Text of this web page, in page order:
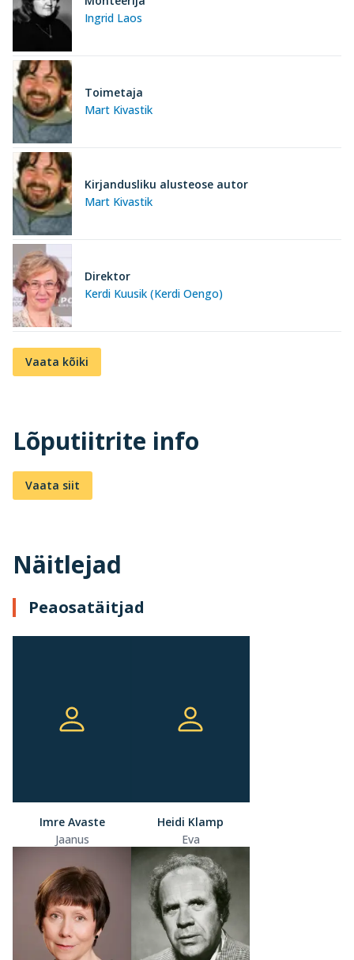
Ingrid Laos
Mart Kivastik
Toimetaja
Mart Kivastik
Kirjandusliku alusteose autor
Kerdi Kuusik (Kerdi Oengo)
Direktor
Vaata kõiki
Lõputiitrite info
Vaata siit
Näitlejad
Peaosatäitjad
Imre Avaste
Jaanus
Heidi Klamp
Eva